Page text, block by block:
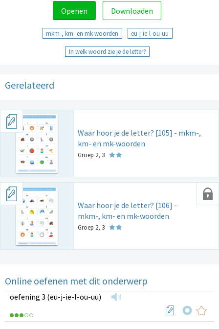
Openen Downloaden
mkm-, km- en mk-woorden eu-j-ie-l-ou-uu
In welk woord zie je de letter?
Gerelateerd
Waar hoor je de letter? [105] - mkm-,
km- en mk-woorden
Groep 2, 3
Waar hoor je de letter? [106] -
mkm-, km- en mk-woorden
Groep 2, 3
Online oefenen met dit onderwerp
oefening 3 (eu-j-ie-l-ou-uu)